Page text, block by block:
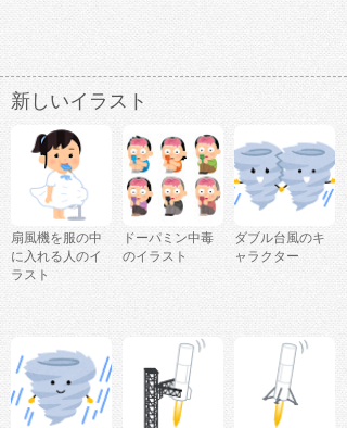
新しいイラスト
扇風機を服の中
に入れる人のイ
ラスト
ドーパミン中毒
のイラスト
ダブル台風のキ
ャラクター